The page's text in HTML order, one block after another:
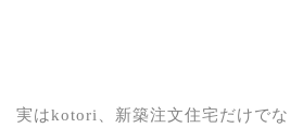
実はkotori、新築注文住宅だけでな